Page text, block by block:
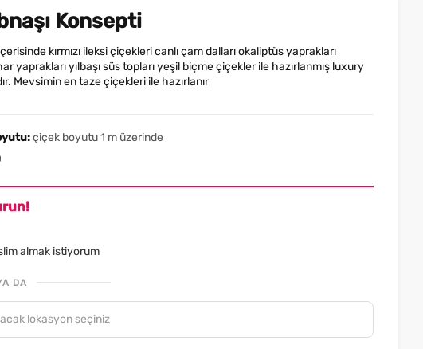
Konsepti
kırmızı ileksi çiçekleri canlı çam dalları okaliptüs yaprakları
yaprakları yılbaşı süs topları yeşil biçme çiçekler ile hazırlanmış luxury
Mevsimin en taze çiçekleri ile hazırlanır
çiçek boyutu 1 m üzerinde
almak istiyorum
DA